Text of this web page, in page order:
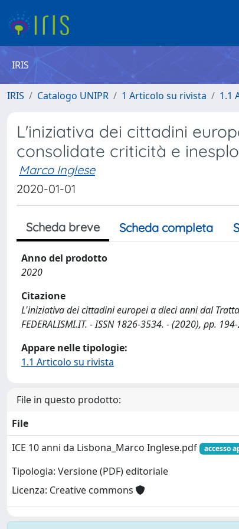
IRIS
IRIS Catalogo UNIPR 1 Articolo su rivista 1.1
L'iniziativa dei cittadini
consolidate criticità e
Marco Inglese
2020-01-01
Scheda breve Scheda completa
Anno del prodotto
2020
Citazione
L'iniziativa dei cittadini europei a dieci anni dal
FEDERALISMI.IT. - ISSN 1826-3534. - (2020), pp.
Appare nelle tipologie:
1.1 Articolo su rivista
File in questo prodotto:
File
ICE 10 anni da Lisbona_Marco Inglese.pdf
accesso
Tipologia: Versione (PDF) editoriale
Licenza: Creative commons